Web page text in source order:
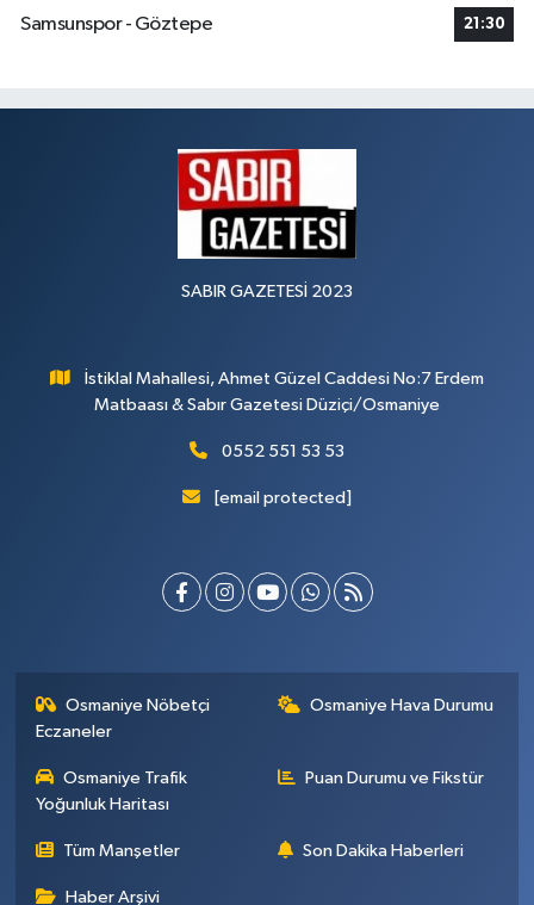
Samsunspor - Göztepe
21:30
SABIR GAZETESİ 2023
İstiklal Mahallesi, Ahmet Güzel Caddesi No:7 Erdem
Matbaası & Sabır Gazetesi Düziçi/Osmaniye
0552 551 53 53
[email protected]
Osmaniye Nöbetçi
Eczaneler
Osmaniye Hava Durumu
Osmaniye Trafik
Yoğunluk Haritası
Puan Durumu ve Fikstür
Tüm Manşetler Son Dakika Haberleri
Haber Arşivi